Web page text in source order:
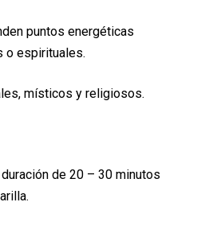
puntos energéticas
o espirituales.
místicos y religiosos.
de 20 – 30 minutos